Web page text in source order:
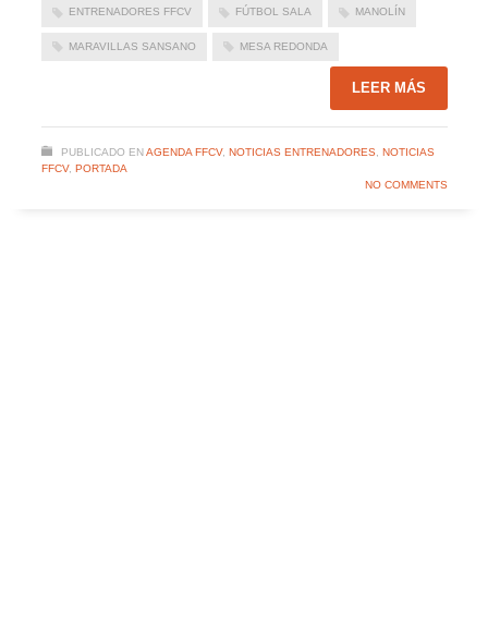
ENTRENADORES FFCV FÚTBOL SALA MANOLÍN
MARAVILLAS SANSANO MESA REDONDA
LEER MÁS
PUBLICADO EN AGENDA FFCV, NOTICIAS ENTRENADORES, NOTICIAS
FFCV, PORTADA
NO COMMENTS